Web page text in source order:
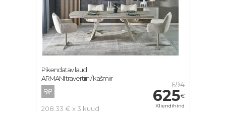
694
625€
Kliendihind
208.33 € x 3 kuud
Pikendatav laud
ARMANI travertiin / kašmiir